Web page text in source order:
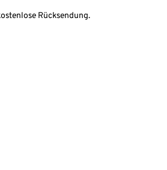
Rücksendung.